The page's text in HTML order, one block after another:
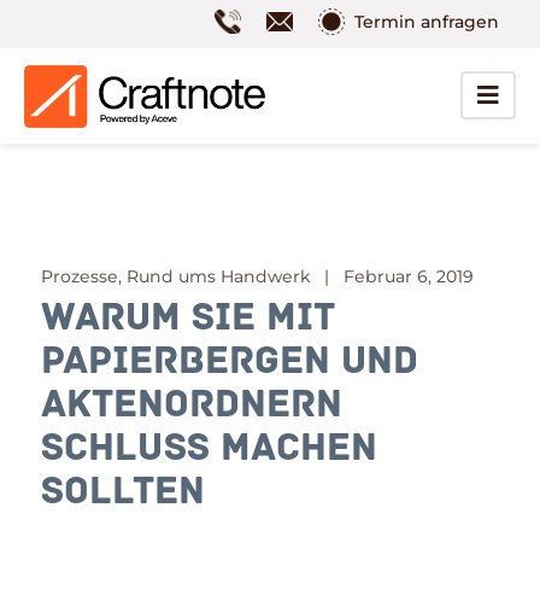
Termin anfragen
Prozesse, Rund ums Handwerk | Februar 6, 2019
Warum Sie mit
Papierbergen und
Aktenordnern
Schluss machen
sollten